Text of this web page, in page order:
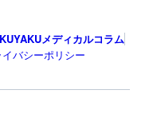
メディカルコラム
イバシーポリシー